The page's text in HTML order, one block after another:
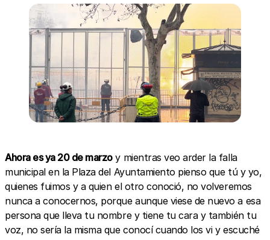
Ahora es ya 20 de marzoy mientras veo arder la falla
municipal en la Plaza del Ayuntamiento pienso que tú y yo,
quienes fuimos y a quien el otro conoció, no volveremos
nunca a conocernos, porque aunque viese de nuevo a esa
persona que lleva tu nombre y tiene tu cara y también tu
voz, no sería la misma que conocí cuando los vi y escuché